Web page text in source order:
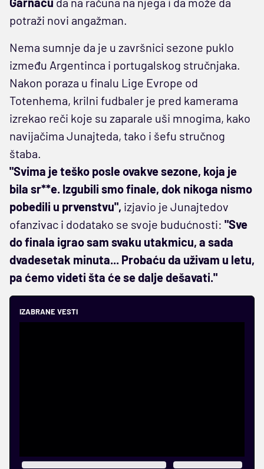
potraži novi angažman.
Nema sumnje da je u završnici sezone puklo
između Argentinca i portugalskog stručnjaka.
Nakon poraza u finalu Lige Evrope od
Totenhema, krilni fudbaler je pred kamerama
izrekao reči koje su zaparale uši mnogima, kako
navijačima Junajteda, tako i šefu stručnog
štaba.
"Svima je teško posle ovakve sezone, koja je
bila sr**e. Izgubili smo finale, dok nikoga nismo
pobedili u prvenstvu", izjavio je Junajtedov
ofanzivac i dodatako se svoje budućnosti: "Sve
do finala igrao sam svaku utakmicu, a sada
dvadesetak minuta... Probaću da uživam u letu,
pa ćemo videti šta će se dalje dešavati."
IZABRANE VESTI